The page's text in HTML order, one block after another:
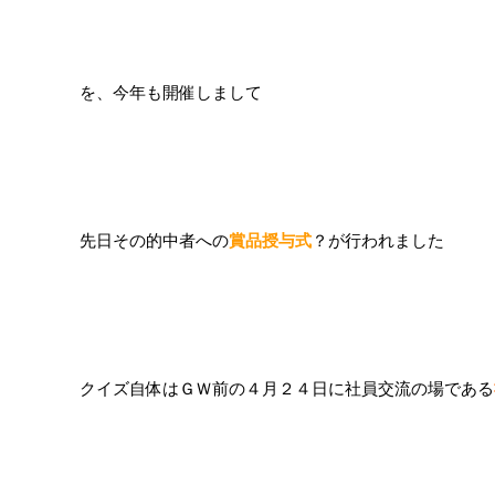
を、今年も開催しまして
先日その的中者への賞品授与式 ？が行われました
クイズ自体はＧＷ前の４月２４日に社員交流の場である